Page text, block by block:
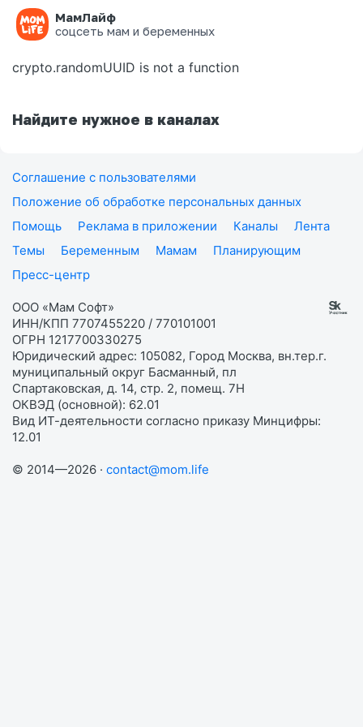
МамЛайф
соцсеть мам и беременных
Ошибка на странице
crypto.randomUUID is not a function
Найдите нужное в каналах
Соглашение с пользователями
Положение об обработке персональных данных
Помощь
Реклама в приложении Каналы
Лента
Темы
Беременным Мамам
Планирующим
Пресс-центр
ООО «Мам Софт»
ИНН/КПП 7707455220 / 770101001
ОГРН 1217700330275
Юридический адрес: 105082, Город Москва, вн.тер.г.
муниципальный округ Басманный, пл
Спартаковская, д. 14, стр. 2, помещ. 7Н
ОКВЭД (основной): 62.01
Вид ИТ-деятельности согласно приказу Минцифры:
12.01
© 2014—2026 · contact@mom.life